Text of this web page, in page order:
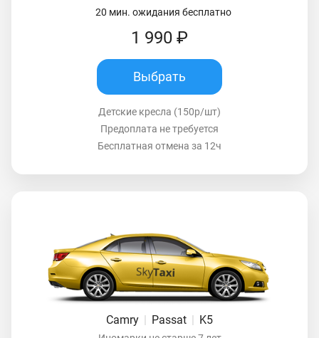
20 мин. ожидания бесплатно
1 990 ₽
Выбрать
Детские кресла (150р/шт)
Предоплата не требуется
Бесплатная отмена за 12ч
Camry Passat K5